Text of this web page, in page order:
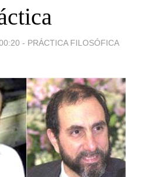
- PRÁCTICA FILOSÓFICA